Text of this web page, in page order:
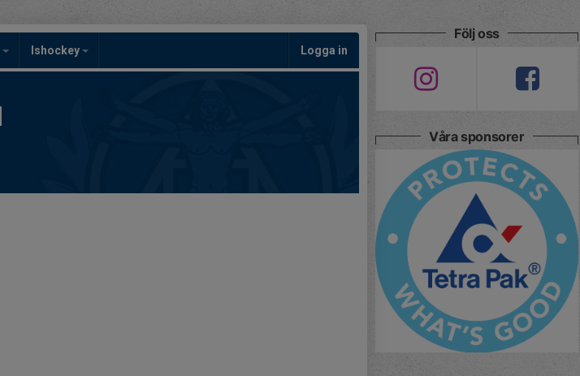
Ishockey Logga in
Följ oss
Våra sponsorer